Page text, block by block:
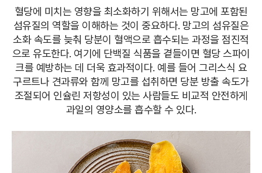
혈당에 미치는 영향을 최소화하기 위해서는 망고에 포함된
섬유질의 역할을 이해하는 것이 중요하다. 망고의 섬유질은
소화 속도를 늦춰 당분이 혈액으로 흡수되는 과정을 점진적
으로 유도한다. 여기에 단백질 식품을 곁들이면 혈당 스파이
크를 예방하는 데 더욱 효과적이다. 예를 들어 그리스식 요
구르트나 견과류와 함께 망고를 섭취하면 당분 방출 속도가
조절되어 인슐린 저항성이 있는 사람들도 비교적 안전하게
과일의 영양소를 흡수할 수 있다.